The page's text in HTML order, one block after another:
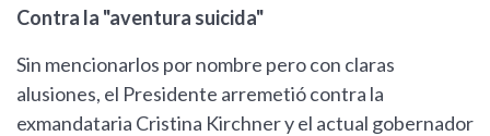
Contra la "aventura suicida"
Sin mencionarlos por nombre pero con claras
alusiones, el Presidente arremetió contra la
exmandataria Cristina Kirchner y el actual gobernador